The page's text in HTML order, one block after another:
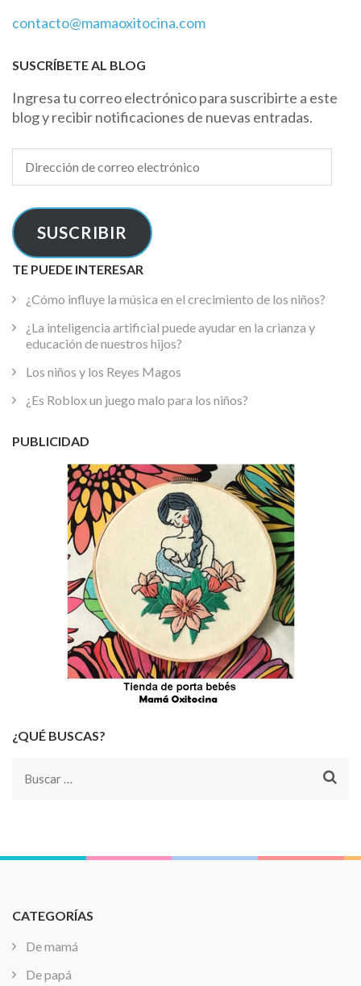
contacto@mamaoxitocina.com
SUSCRÍBETE AL BLOG
Ingresa tu correo electrónico para suscribirte a este
blog y recibir notificaciones de nuevas entradas.
de
electrónico
SUSCRIBIR
TE PUEDE INTERESAR
¿Cómo influye la música en el crecimiento de los niños?
¿La inteligencia artificial puede ayudar en la crianza y
educación de nuestros hijos?
Los niños y los Reyes Magos
¿Es Roblox un juego malo para los niños?
PUBLICIDAD
¿QUÉ BUSCAS?
Buscar:
CATEGORÍAS
De mamá
De papá